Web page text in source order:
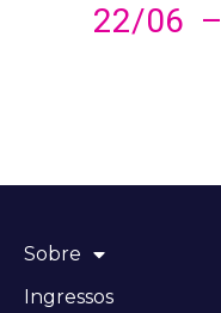
22/06 –
Sobre
Ingressos